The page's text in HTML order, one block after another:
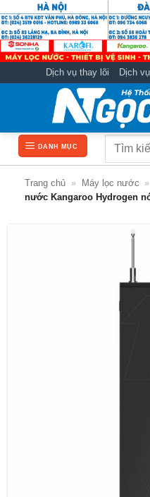
qua
nội
dung
Dịch vụ thay lõi Dịch
DANH MỤC
Tìm
Trang chủ » Máy lọc nước »
nước Kangaroo Hydrogen